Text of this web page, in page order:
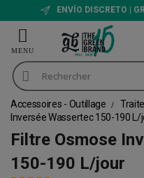
ENVÍO DISCRETO |
Accessoires - Outillage
Inversée Wassertec 150-190 L/
Filtre Osmose
150-190 L/jour